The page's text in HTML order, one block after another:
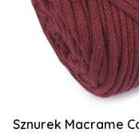
Sznurek Macrame